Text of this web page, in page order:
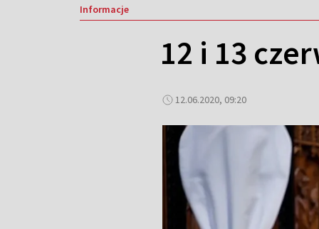
Informacje
12 i 13
12.06.2020, 09:20